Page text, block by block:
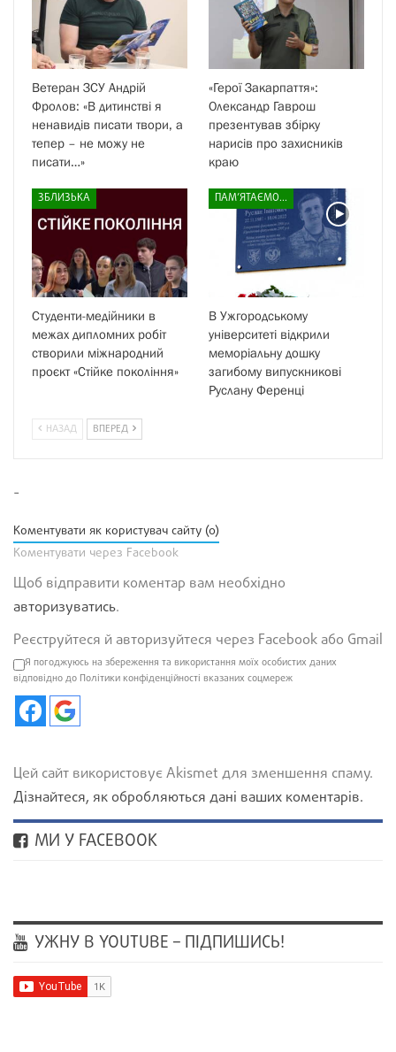
Ветеран ЗСУ Андрій
Фролов: «В дитинстві я
ненавидів писати твори, а
тепер – не можу не
писати…»
«Герої Закарпаття»:
Олександр Гаврош
презентував збірку
нарисів про захисників
краю
ЗБЛИЗЬКА
Студенти-медійники в
межах дипломних робіт
створили міжнародний
проєкт «Стійке покоління»
ПАМ’ЯТАЄМО...
В Ужгородському
університеті відкрили
меморіальну дошку
загибому випускникові
Руслану Ференці
НАЗАД ВПЕРЕД
-
Коментувати як користувач сайту (0)
Коментувати через Facebook
Щоб відправити коментар вам необхідно
авторизуватись.
Реєструйтеся й авторизуйтеся через Facebook або Gmail
Я погоджуюсь на збереження та використання моїх особистих даних
відповідно до Політики конфіденційності вказаних соцмереж
Цей сайт використовує Akismet для зменшення спаму.
Дізнайтеся, як обробляються дані ваших коментарів.
МИ У FACEBOOK
УЖНУ В YOUTUBE – ПІДПИШИСЬ!